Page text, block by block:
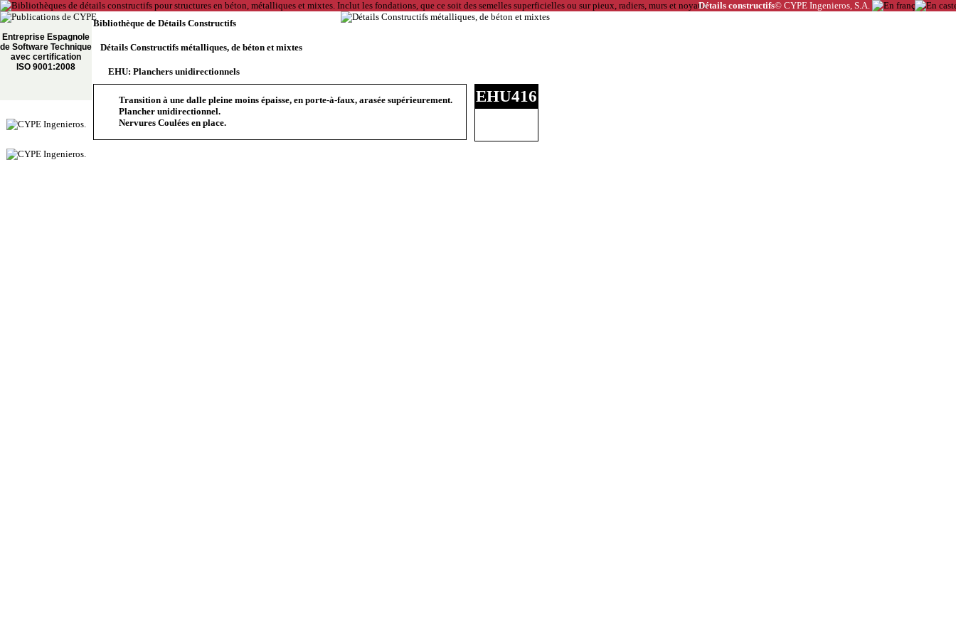
Détails constructifs© CYPE Ingenieros, S.A.
Entreprise Espagnole
de Software Technique
avec certification
ISO 9001:2008
Bibliothèque de Détails Constructifs
Détails Constructifs métalliques, de béton et mixtes
EHU: Planchers unidirectionnels
Transition à une dalle pleine moins épaisse, en porte-à-faux, arasée supérieurement.
Plancher unidirectionnel.
Nervures Coulées en place.
EHU416